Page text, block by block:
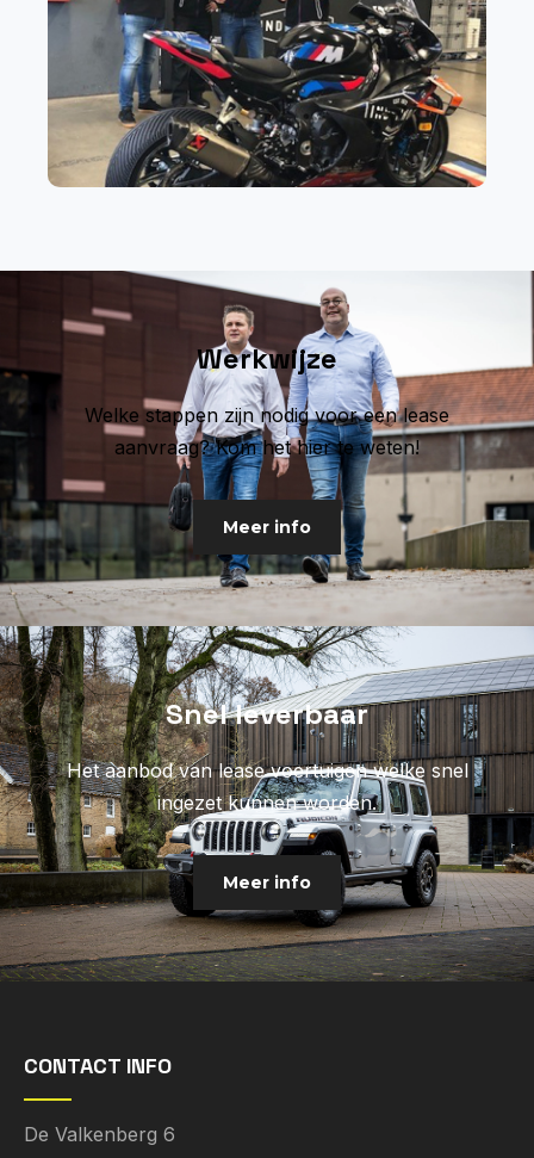
Werkwijze
Welke stappen zijn nodig voor een lease
aanvraag? Kom het hier te weten!
Meer info
Snel leverbaar
Het aanbod van lease voertuigen welke snel
ingezet kunnen worden.
Meer info
CONTACT INFO
De Valkenberg 6